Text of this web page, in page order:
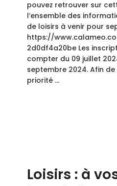
pouvez retrouver sur
l’ensemble des
de loisirs à venir pour
https://
2d0df4a20be Les
compter du 09 juillet
septembre 2024. Afin
priorité …
Loisirs : à